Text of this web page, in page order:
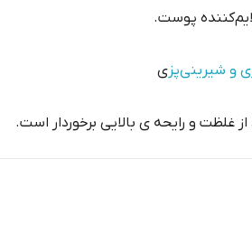
پوست.
ی
از غلظت و رایحه ی بالایی برخوردار است.